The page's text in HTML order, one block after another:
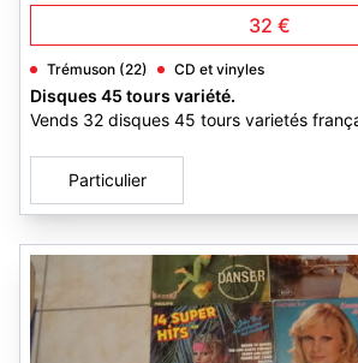
32 €
Trémuson (22) CD et vinyles
Disques 45 tours variété.
Vends 32 disques 45 tours varietés
Particulier